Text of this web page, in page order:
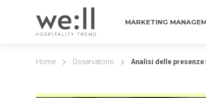
MARKETING
Home Osservatorio Analisi delle